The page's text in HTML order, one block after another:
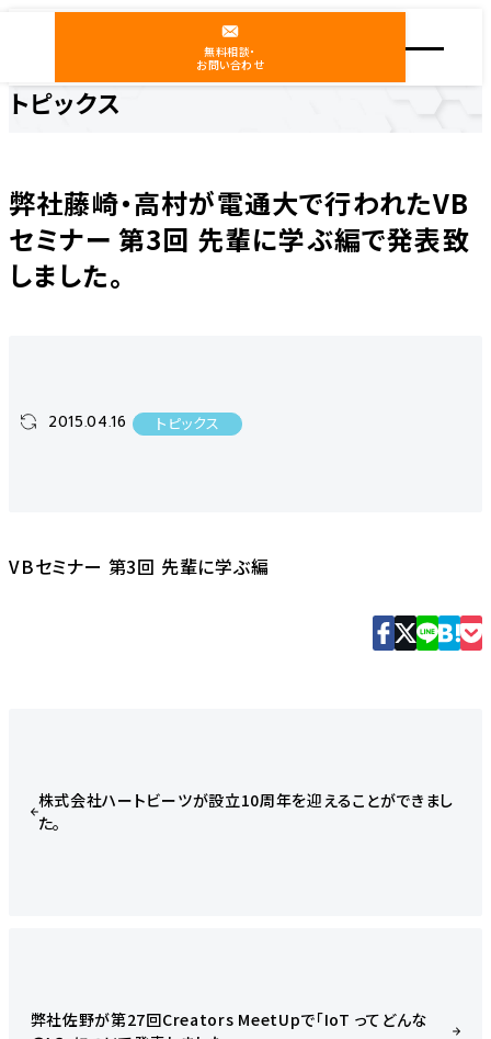
無料相談・
お問い合わせ
トピックス
弊社藤崎・高村が電通大で行われたVB
セミナー 第3回 先輩に学ぶ編で発表致
しました。
2015.04.16 トピックス
VBセミナー 第3回 先輩に学ぶ編
株式会社ハートビーツが設立10周年を迎えることができまし
た。
弊社佐野が第27回Creators MeetUpで「IoT ってどんな